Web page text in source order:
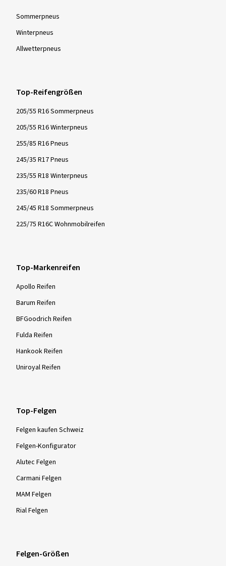
Sommer­pneus
Winter­pneus
Allwetter­pneus
Top-Reifengrößen
205/55 R16 Sommerpneus
205/55 R16 Winterpneus
255/85 R16 Pneus
245/35 R17 Pneus
235/55 R18 Winterpneus
235/60 R18 Pneus
245/45 R18 Sommerpneus
225/75 R16C Wohnmobilreifen
Top-Markenreifen
Apollo Reifen
Barum Reifen
BFGoodrich Reifen
Fulda Reifen
Hankook Reifen
Uniroyal Reifen
Top-Felgen
Felgen kaufen Schweiz
Felgen-Konfigurator
Alutec Felgen
Carmani Felgen
MAM Felgen
Rial Felgen
Felgen-Größen